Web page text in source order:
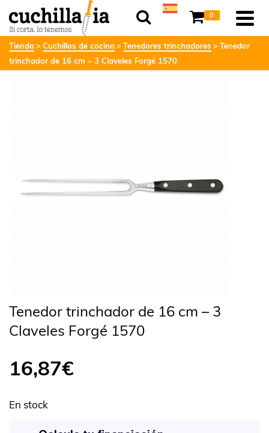
0
Tienda Cuchillos de cocina Tenedores trinchadores
Tenedor
trinchador de 16 cm – 3 Claveles Forgé 1570
Tenedor trinchador de 16 cm – 3
Claveles Forgé 1570
16,87€
En stock